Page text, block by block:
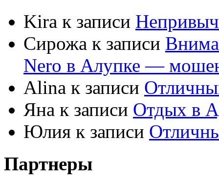
Kira к записи
Сирожа к записи
Nero в Алупке —
Alina к записи
Яна к записи Отдых в
Юлия к записи
Партнеры